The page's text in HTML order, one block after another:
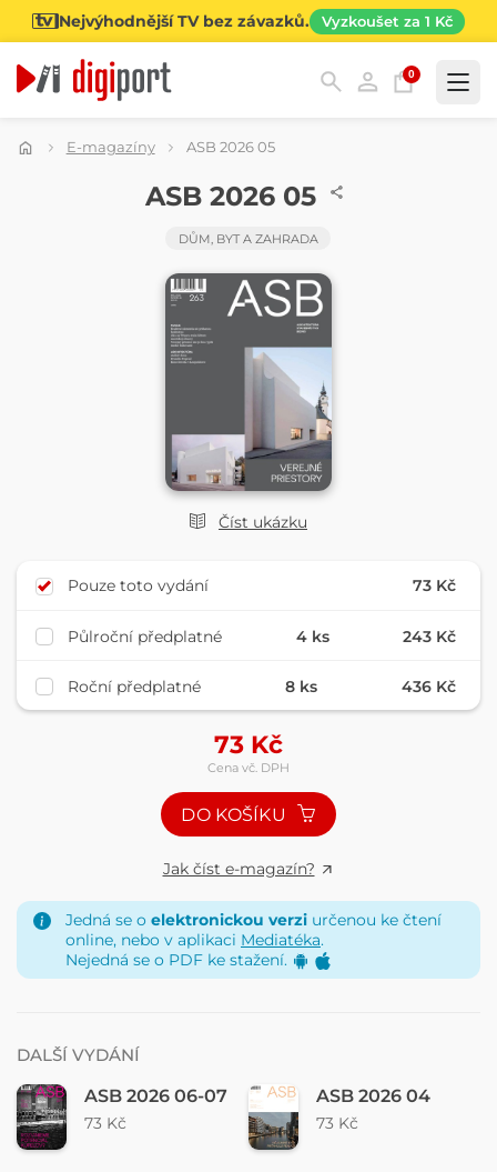
Nejvýhodnější TV bez závazků. Vyzkoušet za 1 Kč
0
Kategorie
E-magazíny ASB 2026 05
Číst ukázku
ASB 2026 05
DŮM, BYT A ZAHRADA
Pouze toto vydání 73 Kč
Půlroční předplatné 4 ks 243 Kč
Roční předplatné 8 ks 436 Kč
73 Kč
Cena vč. DPH
DO KOŠÍKU
Jak číst e-magazín?
Jedná se o elektronickou verzi určenou ke čtení
online, nebo v aplikaci Mediatéka.
Nejedná se o PDF ke stažení.
DALŠÍ VYDÁNÍ
ASB 2026 06-07
73 Kč
ASB 2026 04
73 Kč